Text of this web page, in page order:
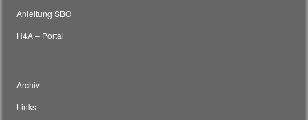
Anleitung SBO
H4A – Portal
Archiv
Links